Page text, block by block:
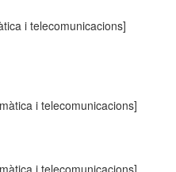
i telecomunicacions]
i telecomunicacions]
i telecomunicacions]